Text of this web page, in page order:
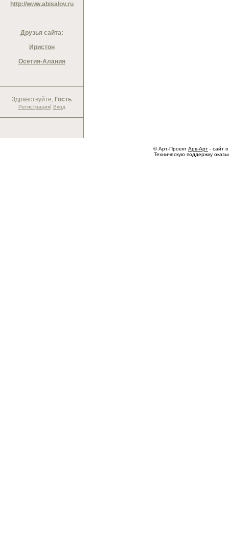
http://www.abisalov.ru
Друзья сайта:
Иристон
Осетия-Алания
Здравствуйте, Гость
Регистрация| Вход
© Арт-Проект Арв-Арт - сайт
Техническую поддержку